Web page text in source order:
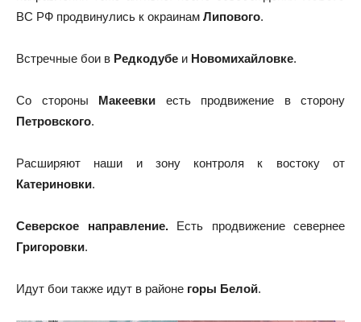
ВС РФ продвинулись к окраинам Липового.
Встречные бои в Редкодубе и Новомихайловке.
Со стороны Макеевки есть продвижение в сторону
Петровского.
Расширяют наши и зону контроля к востоку от
Катериновки.
Северское направление. Есть продвижение севернее
Григоровки.
Идут бои также идут в районе горы Белой.